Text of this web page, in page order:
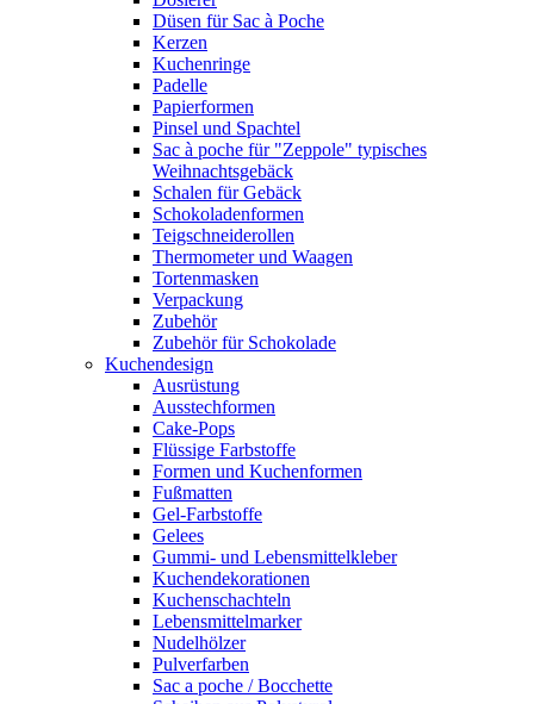
Düsen für Sac à Poche
Kerzen
Kuchenringe
Padelle
Papierformen
Pinsel und Spachtel
Sac à poche für "Zeppole" typisches
Weihnachtsgebäck
Schalen für Gebäck
Schokoladenformen
Teigschneiderollen
Thermometer und Waagen
Tortenmasken
Verpackung
Zubehör
Zubehör für Schokolade
Kuchendesign
Ausrüstung
Ausstechformen
Cake-Pops
Flüssige Farbstoffe
Formen und Kuchenformen
Fußmatten
Gel-Farbstoffe
Gelees
Gummi- und Lebensmittelkleber
Kuchendekorationen
Kuchenschachteln
Lebensmittelmarker
Nudelhölzer
Pulverfarben
Sac a poche / Bocchette